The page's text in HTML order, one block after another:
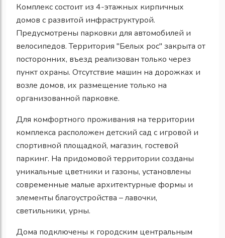
Комплекс состоит из 4-этажных кирпичных
домов с развитой инфраструктурой.
Предусмотрены парковки для автомобилей и
велосипедов. Территория "Белых рос" закрыта от
посторонних, въезд реализован только через
пункт охраны. Отсутствие машин на дорожках и
возле домов, их размещение только на
организованной парковке.
Для комфортного проживания на территории
комплекса расположен детский сад с игровой и
спортивной площадкой, магазин, гостевой
паркинг. На придомовой территории созданы
уникальные цветники и газоны, установлены
современные малые архитектурные формы и
элементы благоустройства – лавочки,
светильники, урны.
Дома подключены к городским центральным